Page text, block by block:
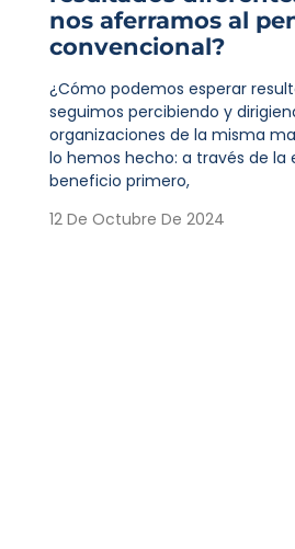
nos aferramos al
convencional?
¿Cómo podemos esperar
seguimos percibiendo y
organizaciones de la misma
lo hemos hecho: a través de la
beneficio primero,
12 De Octubre De 2024